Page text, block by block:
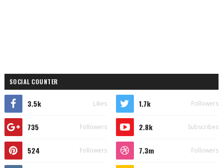
SOCIAL COUNTER
3.5k Likes 1.7k Followers
735 Followers 2.8k Subscribes
524 Followers 7.3m Followers